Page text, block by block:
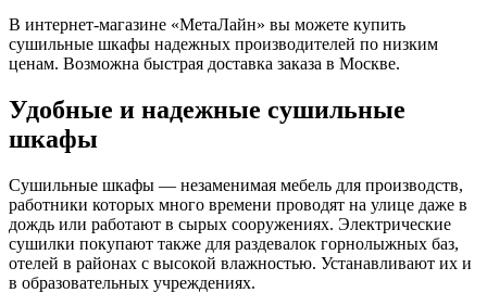
В интернет-магазине «МетаЛайн» вы можете купить
сушильные шкафы надежных производителей по низким
ценам. Возможна быстрая доставка заказа в Москве.
Удобные и надежные сушильные
шкафы
Сушильные шкафы — незаменимая мебель для производств,
работники которых много времени проводят на улице даже в
дождь или работают в сырых сооружениях. Электрические
сушилки покупают также для раздевалок горнолыжных баз,
отелей в районах с высокой влажностью. Устанавливают их и
в образовательных учреждениях.